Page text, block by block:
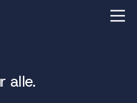
alle.